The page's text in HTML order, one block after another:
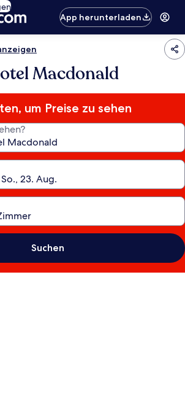
App herunterladen
Macdonald
um Preise zu sehen
Suchen